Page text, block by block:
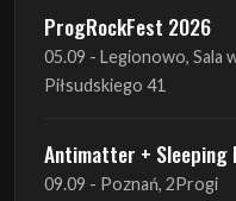
ProgRockFest 2026
05.09 - Legionowo, Sala
Piłsudskiego 41
Antimatter + Sleeping
09.09 - Poznań, 2Progi